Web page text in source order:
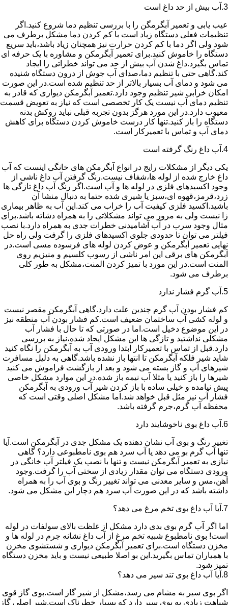
3.آب بیش از حد داغ است
عیب یابی و تعمیر آبگرمگن را با بررسی تنظیم دما شروع کنید.اگر
تنظیمات فعلی دستگاه زیاد است با کم کردن دما مشکل برطرف می
شود ولی اگر دما با کم کردن حرارت نیز همچنان زیاد باشد،باید سریع
دستگاه را خاموش کنید.برای تعمیر آبگرمکن و مشاوره با یک حرفه ای
تماس بگیرد.داغ شدن آب بیش از حد می تواند خطراتی را ایجاد
کند.گاهی حتی با تنظیم دما،صدای آب جوش از درون دستگاه شنیده
می شود و دمای آب بسیار بالاتر از حد تنظیم شده است.در این صورت
امکان خرابی شیر تنظیم وجود دارد.تعمیر آبگرمکن دیواری که قادر به
تنظیم دمای آب نیست یک کار تخصصی است که نیاز به تعویض قسمت
معیوب دارد.در این مورد هرگز بدون تجربه قبلی نباید روکش بدنه
دستگاه را باز کنید.تنها کار درست خاموش کردن دستگاه برای کاهش
دمای آب و تماس با تعمیرکار است.
4.آب داغ رنگ گرفته است
یکی دیگر از مشکلات رایج در انواع آبگرمکن های خانگی اینست که آب
داغ خارج شده از لوله ها،شفاف نیست.رنگ گرفتن آب داغ ناشی از
وجود اکسیدهای فلزی در لوله ها و آب است.اگر رنگ آب داغ تازگی ها
زرد،قرمز،قهوه ای،سبز یا شیری شده حتما به دنبال منشا آن
باشید.اکسید فلزی کیفیت آب را خراب می کند.این آب به ظاهر بیماری
زا نیست ولی به مرور می تواند مشکلاتی را به همراه دشاته باشد.برای
مثال وجود سرب در آب آشامیدنی خطرات جدی به همراه دارد.با نصب
فیلتر می توان تا حدودی جلوی اکسیدهای فلزی را گرفت ولی راه حل
نهایی تعمیر آبگرمکن و عوض کردن لوله های فرسوده مسی است.در
آبگرمکن های برقی این امر ناشی از رسوب کلسیم و منیزیم روی
المنت است.در این مورد با تمیز کردن المنت،مشکل به طور کلی
برطرف می شود.
5.آب گرم فشار ندارد
کم فشار بودن آب گرم چندین علت دارد.گاهی آبگرمکن مقصر نیست
و لوله کشی آب ساختمان ضعیف است.کم فشار بودن آب منطقه نیز
در این موضوع دخیل است.اما در صورتی که تا حال با فشار آب
مشکلی نداشتید و تازگی ها این مشکل ایجاد شده،نیاز به بررسی
دارد.قبل از تماس با تعمیرکار ابتدا ورودی آب به آبگرمکن را نگاه کنید
شاید شیر فلکه آبگرمکن تا انتها باز نشده باشد.گاهی به دلیل مسافرت
شیرهای آب و گاز بسته می شود و بعد از بازگشت فراموش می کنید
شیرها را باز کنید یا مثلا آب نیمه باز شده.در این موارد مشکل خاصی
پیش نیامده و خیلی ساده با باز کردن شیر آب ورودی به آبگرمکن
فشار آب نیز مثل قبل خواهد شد.اما مشکل اصلی وقتی است که
محفظه آب گرم،جرم گرفته باشد.
6.آب داغ بوی ناخوشایند دارد
تغییر رنگ و بوی آب نشان دهنده یک مشکل جدی در آبگرمکن است.آیا
تنها آب گرم بو می دهد یا آب سرد هم بوی نامطبوعی دارد؟ گاهی
نیازی به تعمیر آبگرمکن نیست و تنها با نصب یک فیلتر آب خانگی در
ورودی دستگاه می توان مقدار زیادی از سختی آب را گرفت.وجود
آهن،مس و سایر معدنی می تواند تغییر رنگ و بوی آب را به همراه
داشته باشد که در این صورت آب سرد هم دچار این مشکل می شود.
7.آیا آب داغ بوی تخم مرغ می دهد؟
اما اگر آب گرم بوی بدی دارد مشکل از غلظت بالای سولفات در لوله
است! بوی نامطبوع شبیه تخم مرغ از آب داغ نشانه جرم در لوله ها و
مخزن دستگاه است.برای تعمیر آبگرمکن دیواری و شستشوی مخزن
با همیاران تماس بگیرید.این بو اصلا طبیعی نیست و باید مخزن دستگاه
تمیز شود.
8.آیا آب داغ بوی تند سیر می دهد؟
اگر بوی سیر به مشام می رسد،مشکل از شیر گاز است.بوی گاز قوی
شباهت زیادی به بوی سیر دارد که بسیار خطرناک است.شیر اصلی گاز